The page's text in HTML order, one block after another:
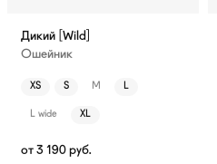
Дикий [Wild]
Ошейник
XS S M L
L wide XL
от 3 190 руб.